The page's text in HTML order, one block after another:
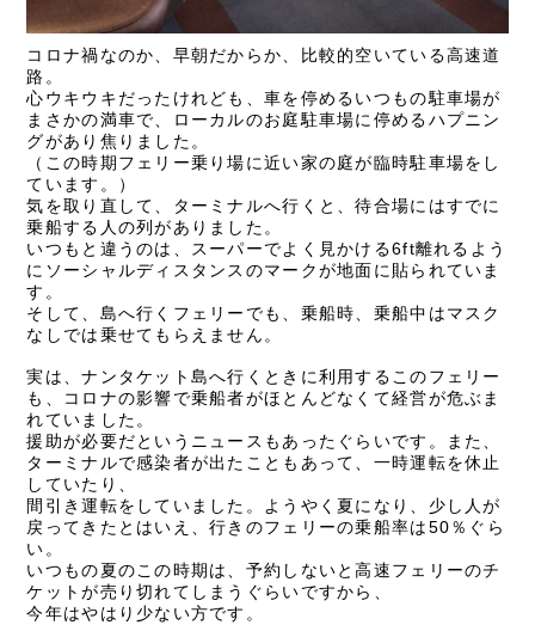
コロナ禍なのか、早朝だからか、比較的空いている高速道
路。
心ウキウキだったけれども、車を停めるいつもの駐車場が
まさかの満車で、ローカルのお庭駐車場に停めるハプニン
グがあり焦りました。
（この時期フェリー乗り場に近い家の庭が臨時駐車場をし
ています。）
気を取り直して、ターミナルへ行くと、待合場にはすでに
乗船する人の列がありました。
いつもと違うのは、スーパーでよく見かける6ft離れるよう
にソーシャルディスタンスのマークが地面に貼られていま
す。
そして、島へ行くフェリーでも、乗船時、乗船中はマスク
なしでは乗せてもらえません。
実は、ナンタケット島へ行くときに利用するこのフェリー
も、コロナの影響で乗船者がほとんどなくて経営が危ぶま
れていました。
援助が必要だというニュースもあったぐらいです。また、
ターミナルで感染者が出たこともあって、一時運転を休止
していたり、
間引き運転をしていました。ようやく夏になり、少し人が
戻ってきたとはいえ、行きのフェリーの乗船率は50％ぐら
い。
いつもの夏のこの時期は、予約しないと高速フェリーのチ
ケットが売り切れてしまうぐらいですから、
今年はやはり少ない方です。